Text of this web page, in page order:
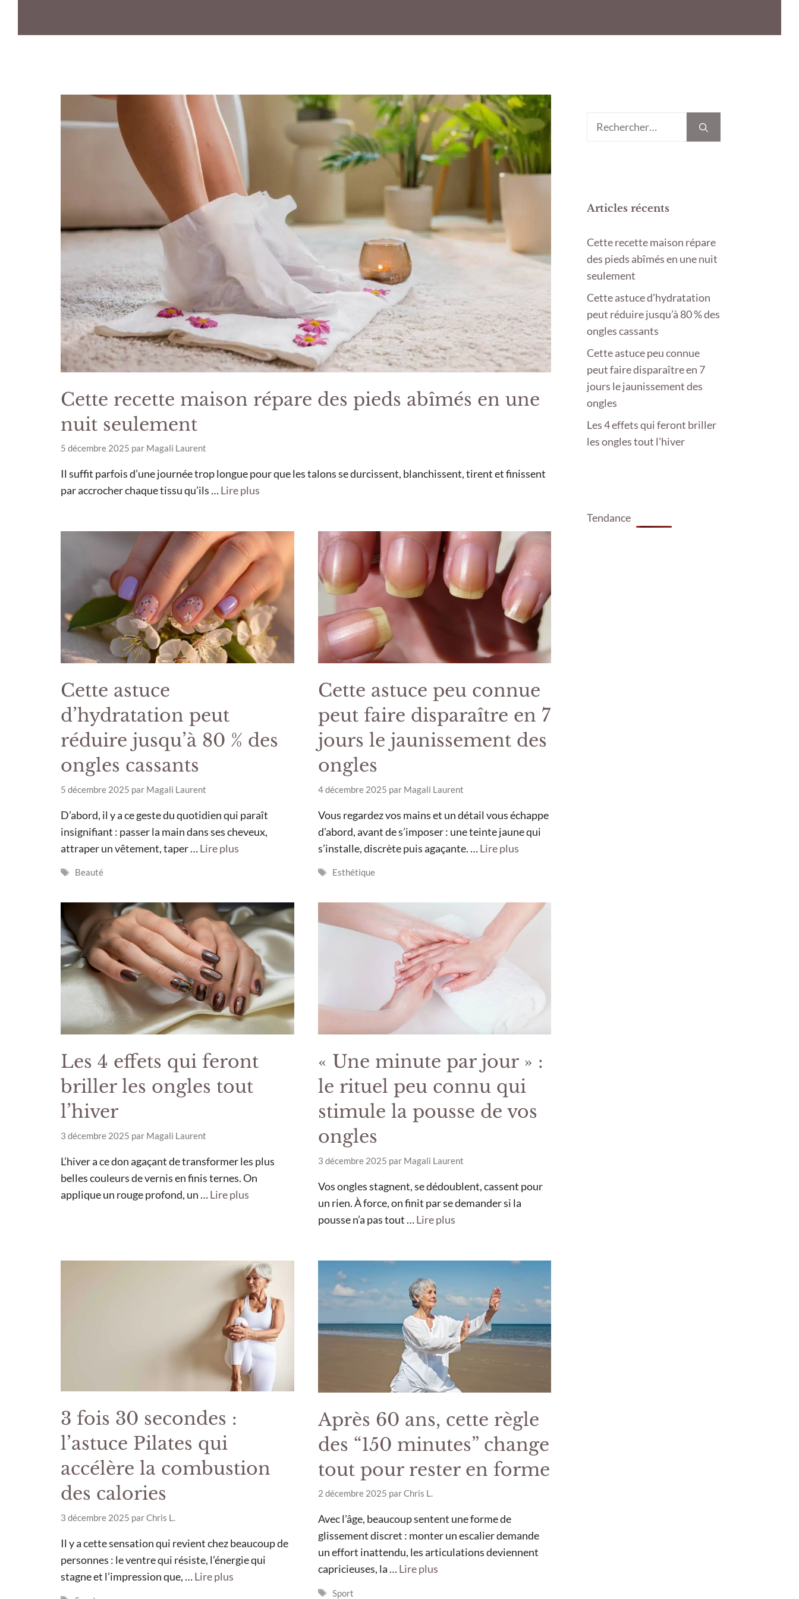
Cette recette maison répare des pieds abîmés en une
nuit seulement
5 décembre 2025 par Magali Laurent
Il suffit parfois d’une journée trop longue pour que les talons se durcissent, blanchissent, tirent et finissent
par accrocher chaque tissu qu’ils …Lire plus
Cette astuce
d’hydratation peut
réduire jusqu’à 80 % des
ongles cassants
5 décembre 2025 par Magali Laurent
D’abord, il y a ce geste du quotidien qui paraît
insignifiant : passer la main dans ses cheveux,
attraper un vêtement, taper …Lire plus
Étiquettes
Beauté
Cette astuce peu connue
peut faire disparaître en 7
jours le jaunissement des
ongles
4 décembre 2025 par Magali Laurent
Vous regardez vos mains et un détail vous échappe
d’abord, avant de s’imposer : une teinte jaune qui
s’installe, discrète puis agaçante. …Lire plus
Étiquettes
Esthétique
Les 4 effets qui feront
briller les ongles tout
l’hiver
3 décembre 2025 par Magali Laurent
L’hiver a ce don agaçant de transformer les plus
belles couleurs de vernis en finis ternes. On
applique un rouge profond, un …Lire plus
« Une minute par jour » :
le rituel peu connu qui
stimule la pousse de vos
ongles
3 décembre 2025 par Magali Laurent
Vos ongles stagnent, se dédoublent, cassent pour
un rien. À force, on finit par se demander si la
pousse n’a pas tout …Lire plus
3 fois 30 secondes :
l’astuce Pilates qui
accélère la combustion
des calories
3 décembre 2025 parChris L.
Il y a cette sensation qui revient chez beaucoup de
personnes : le ventre qui résiste, l’énergie qui
stagne et l’impression que, …Lire plus
Après 60 ans, cette règle
des “150 minutes” change
tout pour rester en forme
2 décembre 2025 parChris L.
Avec l’âge, beaucoup sentent une forme de
glissement discret : monter un escalier demande
un effort inattendu, les articulations deviennent
capricieuses, la …Lire plus
Étiquettes
Sport
Rechercher :
Articles récents
Cette recette maison répare
des pieds abîmés en une nuit
seulement
Cette astuce d’hydratation
peut réduire jusqu’à 80 % des
ongles cassants
Cette astuce peu connue
peut faire disparaître en 7
jours le jaunissement des
ongles
Les 4 effets qui feront briller
les ongles tout l’hiver
Tendance